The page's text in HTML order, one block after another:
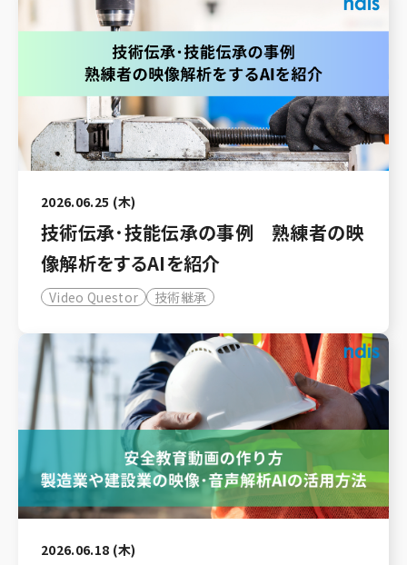
2026.06.25 (木)
技術伝承･技能伝承の事例 熟練者の映
像解析をするAIを紹介
Video Questor 技術継承
2026.06.18 (木)